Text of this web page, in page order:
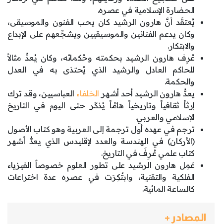
الحضارة الإسلامية في عصره.
يُعتقَد أنَّ هارون الرشيد كان يحب الفنون والموسيقى،
وكان يدعم الفنانين والموسيقيين ويشجِّعهم على الإبداع
والابتكار.
عُرِف هارون الرشيد بحكمته وحُكمائه، وكان يُعدُّ مثالاً
للحاكم العادل والرشيد الذي يُحتذى به في العدل
والحكمة.
يعدُّ هارون الرشيد أحد أشهر الخلفاء العباسيين، وقد ترك
إرثاً ثقافياً وتاريخياً هامَّاً يُذكَر حتى اليوم في التاريخ
الإسلامي والعربي.
ترجم في عهده أول ترجمة إلى العربية وهو كتاب الأصول
(الأركان) في الهندسة والعدد لإقليدس الذي يعدُّ أشهر
كتاب علمي عُرِفَ في التاريخ.
عَمِل هارون الرشيد على تطور العلوم خصوصاً الفيزياء
الفلكية والتقنية، وابتُكِرَت في عصره عدة اختراعات
كالساعة المائية.
المصادر +